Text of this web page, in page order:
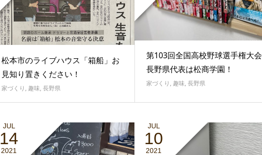
松本市のライブハウス「箱船」お
見知り置きください！
家づくり , 趣味, 長野県
第103回全国高校野球選手権大会
長野県代表は松商学園！
家づくり , 趣味, 長野県
JUL
14
2021
JUL
10
2021